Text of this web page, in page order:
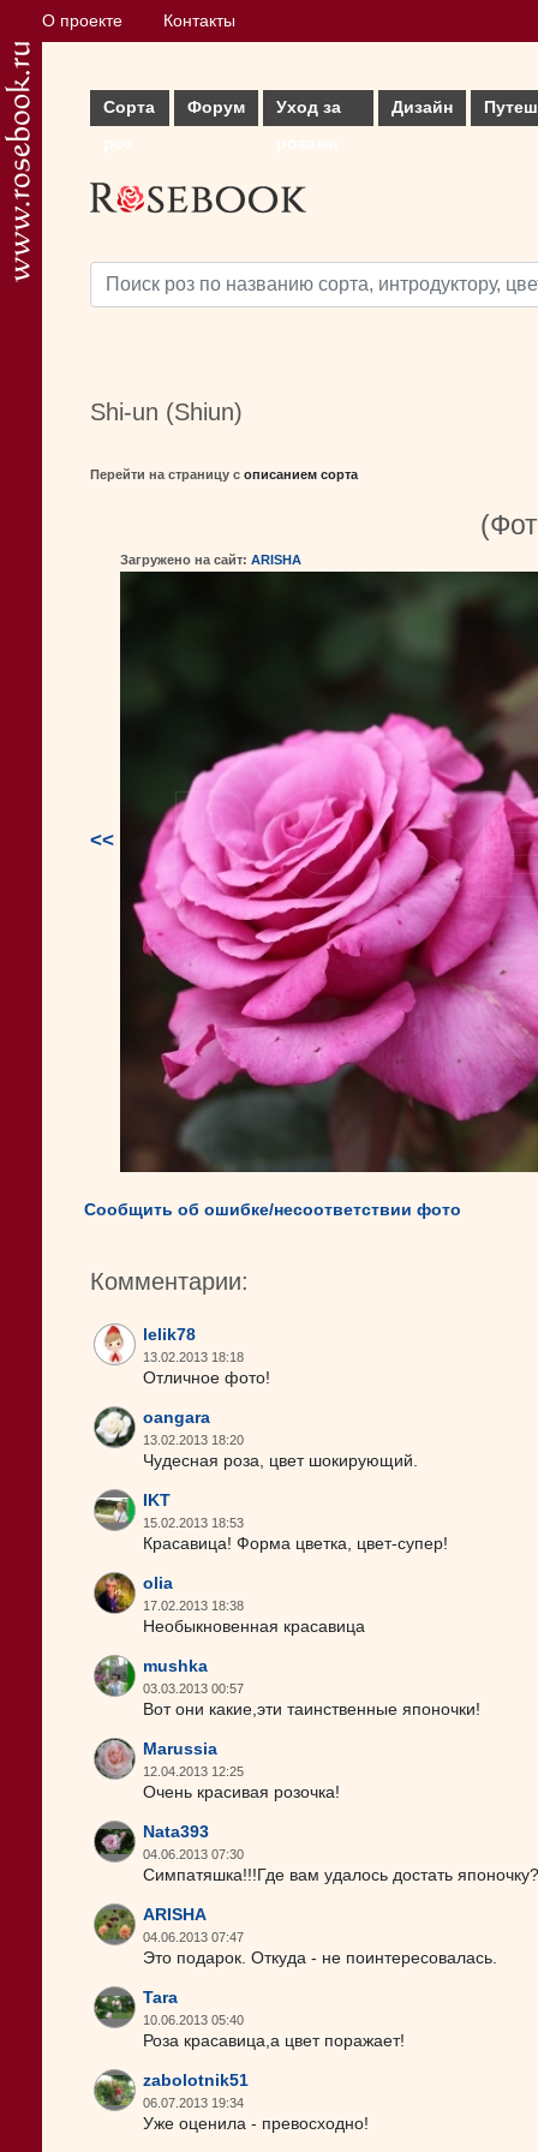
О проекте Контакты
Сорта
Форум
Уход за
Дизайн
Shi-un (Shiun)
Перейти на страницу с описанием сорта
<<
Загружено на сайт: ARISHA
Сообщить об ошибке/несоответствии фото
Комментарии:
lelik78
13.02.2013 18:18
Отличное фото!
oangara
13.02.2013 18:20
Чудесная роза, цвет шокирующий.
IKT
15.02.2013 18:53
Красавица! Форма цветка, цвет-супер!
olia
17.02.2013 18:38
Необыкновенная красавица
mushka
03.03.2013 00:57
Вот они какие,эти таинственные японочки!
Marussia
12.04.2013 12:25
Очень красивая розочка!
Nata393
04.06.2013 07:30
Симпатяшка!!!Где вам удалось достать японочку?
ARISHA
04.06.2013 07:47
Это подарок. Откуда - не поинтересовалась.
Tara
10.06.2013 05:40
Роза красавица,а цвет поражает!
zabolotnik51
06.07.2013 19:34
Уже оценила - превосходно!